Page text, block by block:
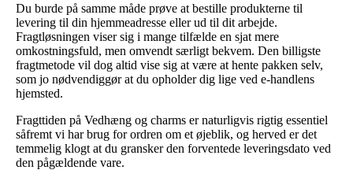
Du burde på samme måde prøve at bestille produkterne til
levering til din hjemmeadresse eller ud til dit arbejde.
Fragtløsningen viser sig i mange tilfælde en sjat mere
omkostningsfuld, men omvendt særligt bekvem. Den billigste
fragtmetode vil dog altid vise sig at være at hente pakken selv,
som jo nødvendiggør at du opholder dig lige ved e-handlens
hjemsted.
Fragttiden på Vedhæng og charms er naturligvis rigtig essentiel
såfremt vi har brug for ordren om et øjeblik, og herved er det
temmelig klogt at du gransker den forventede leveringsdato ved
den pågældende vare.